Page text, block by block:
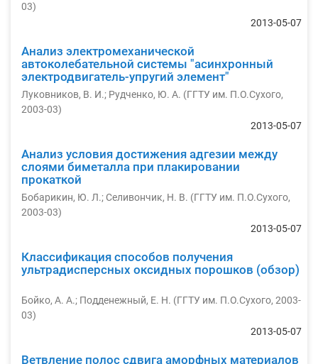
03)
2013-05-07
Анализ электромеханической
автоколебательной системы "асинхронный
электродвигатель-упругий элемент"
Луковников, В. И.; Рудченко, Ю. А. (ГГТУ им. П.О.Сухого,
2003-03)
2013-05-07
Анализ условия достижения адгезии между
слоями биметалла при плакировании
прокаткой
Бобарикин, Ю. Л.;Селивончик, Н. В. (ГГТУ им. П.О.Сухого,
2003-03)
2013-05-07
Классификация способов получения
ультрадисперсных оксидных порошков (обзор)
Бойко, А. А.; Подденежный, Е. Н. (ГГТУ им. П.О.Сухого, 2003-
03)
2013-05-07
Ветвление полос сдвига аморфных материалов